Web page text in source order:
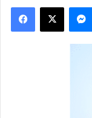
Facebook
X